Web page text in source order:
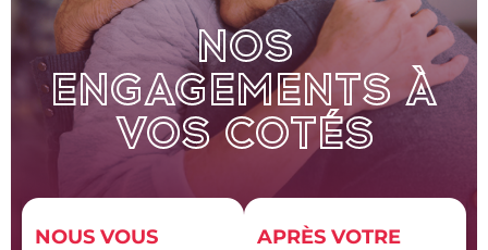
NOS
ENGAGEMENTS À
VOS COTÉS
NOUS VOUS
APRÈS VOTRE